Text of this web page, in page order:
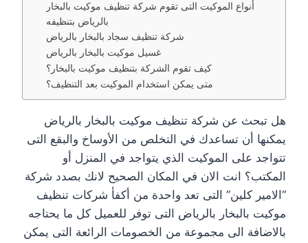
أنواع الموكيت التى تقوم شركة تنظيف موكيت بالبخار
بالرياض بتنظيفه
شركة تنظيف سجاد بالبخار بالرياض
غسيل موكيت بالبخار بالرياض
كيف تقوم الشركة بتنظيف موكيت بالبخار؟
متى يمكن استخدام الموكيت بعد التنظيف؟
هل تبحث عن شركة تنظيف موكيت بالبخار بالرياض
يمكنها أن تساعدك في التخلص من الأوساخ والبقع التى
تتواجد على الموكيت الذي يتواجد في المنزل أو
المكتب؟ انت الان في المكان الصحيح لانك بصدد شركة
“الامير كلين” التى تعد واحدة من أكفأ شركات تنظيف
موكيت بالبخار بالرياض التى توفر للعميل كل ما يحتاجه
بالاضافة الى مجموعة من الخصومات الرائعة التى يمكن